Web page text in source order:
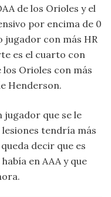
de los Orioles y el
por encima de 0
jugador con más HR
es el cuarto con
los Orioles con más
Henderson.
jugador que se le
lesiones tendría más
decir que es
en AAA y que